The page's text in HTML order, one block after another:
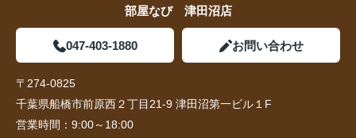
部屋なび 津田沼店
047-403-1880 お問い合わせ
〒274-0825
千葉県船橋市前原西２丁目21-9 津田沼第一ビル１F
営業時間： 9:00～18:00